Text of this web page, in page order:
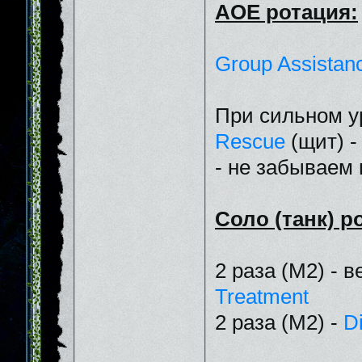
АОЕ ротация:
Group
При сильном
Rescue (щит) -
- не забываем
Соло (танк)
2 раза (M2) -
Treatment
2 раза (М2) -